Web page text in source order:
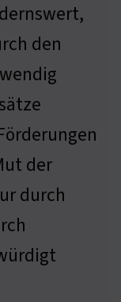
den
der
durch